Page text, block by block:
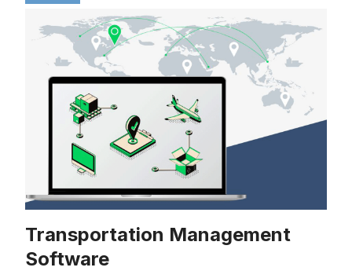
Transportation Management
Software